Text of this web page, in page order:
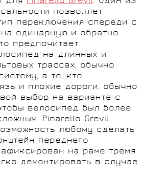
позволяет
переключения спереди с
одинарную и обратно.
предпочитает
на длинных и
трассах, обычно
а те, кто
и плохие дороги, обычно
выбор на варианте с
велосипед был более
Pinarello Grevil
любому сделать
переднего
на раме тремя
демонтировать в случае